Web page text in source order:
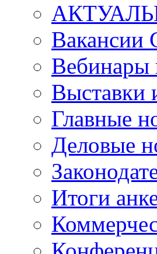
Вебинары
Выставки
Главные
Деловые
Итоги